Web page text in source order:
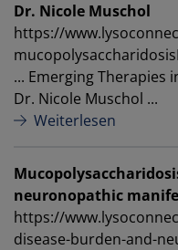
Dr. Nicole Muschol
https://
... Emerging Therapies
Dr. Nicole Muschol ...
Weiterlesen
neuronopathic
https://
disease-burden-and-